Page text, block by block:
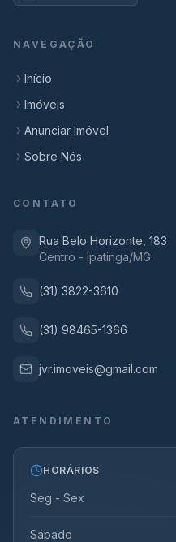
NAVEGAÇÃO
Início
Imóveis
Anunciar Imóvel
Sobre Nós
CONTATO
Rua Belo Horizonte, 183
Centro - Ipatinga/MG
(31) 3822-3610
(31) 98465-1366
jvr.imoveis@gmail.com
ATENDIMENTO
HORÁRIOS
Seg - Sex
Sábado